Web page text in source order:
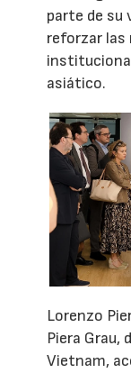
parte de su
reforzar las
asiático.
Lorenzo
Piera Grau,
Vietnam,